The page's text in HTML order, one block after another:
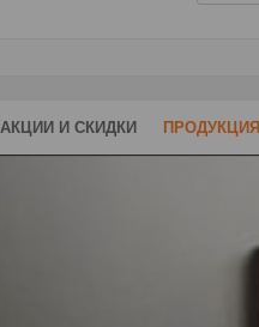
АКЦИИ И СКИДКИ ПРОДУКЦИЯ